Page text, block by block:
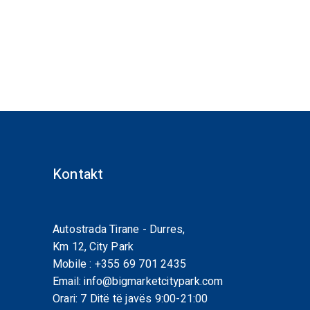
Kontakt
Autostrada Tirane - Durres,
Km 12, City Park
Mobile : +355 69 701 2435
Email:info@bigmarketcitypark.com
Orari: 7 Ditë të javës 9:00-21:00